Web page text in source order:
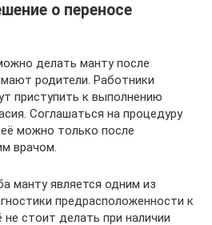
о переносе
делать манту после
родители. Работники
приступить к выполнению
Соглашаться на процедуру
можно только после
врачом.
манту является одним из
предрасположенности к
не стоит делать при наличии